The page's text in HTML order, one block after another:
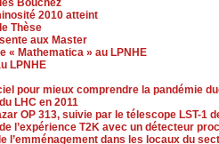
Bouchez
2010 atteint
Thèse
aux Master
« Mathematica » au LPNHE
LPNHE
pour mieux comprendre la pandémie
LHC en 2011
OP 313, suivie par le télescope LST-1
l’expérience T2K avec un détecteur
l’emménagement dans les locaux du